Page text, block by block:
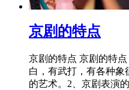
​京剧的特点
京剧的特点 京剧的特
白，有武打，有各种象
的艺术。2、京剧表演